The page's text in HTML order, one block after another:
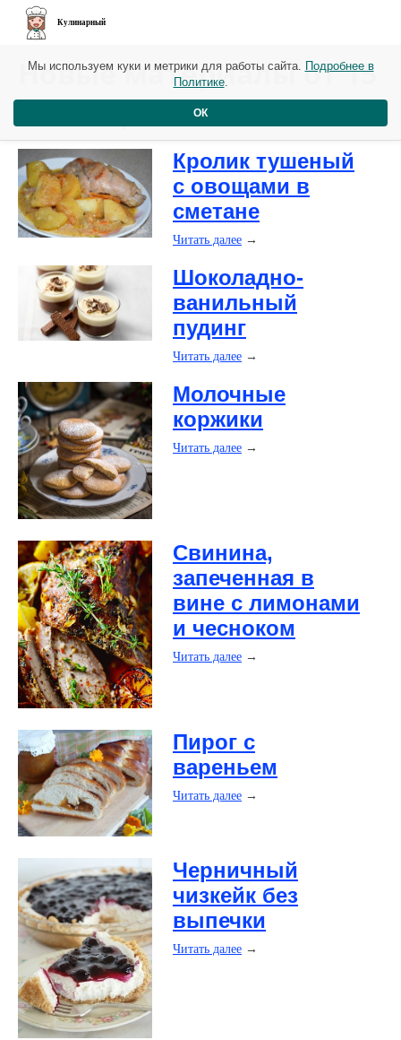
Кулинарный
Новые материалы от 15
сентября
​Кролик тушеный
с овощами в
сметане
Читать далее →
​Шоколадно-
ванильный
пудинг
Читать далее →
​Молочные
коржики
Читать далее →
Свинина,
запеченная в
вине с лимонами
и чесноком
Читать далее →
Пирог с
вареньем
Читать далее →
​Черничный
чизкейк без
выпечки
Читать далее →
Мы используем куки и метрики для работы сайта. Подробнее в
Политике.
ОК